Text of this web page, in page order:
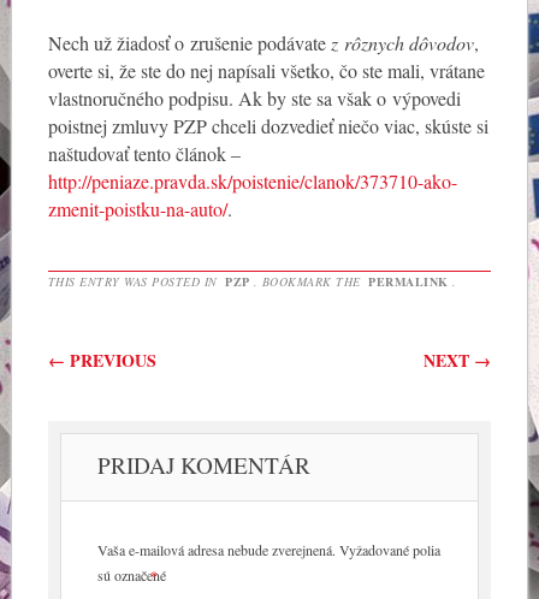
Nech už žiadosť o zrušenie podávate z rôznych dôvodov,
overte si, že ste do nej napísali všetko, čo ste mali, vrátane
vlastnoručného podpisu. Ak by ste sa však o výpovedi
poistnej zmluvy PZP chceli dozvedieť niečo viac, skúste si
naštudovať tento článok –
http://peniaze.pravda.sk/poistenie/clanok/373710-ako-
zmenit-poistku-na-auto/.
THIS ENTRY WAS POSTED IN PZP . BOOKMARK THE PERMALINK
Post navigation
← PREVIOUS NEXT →
PRIDAJ KOMENTÁR
Vaša e-mailová adresa nebude zverejnená. Vyžadované polia
sú označené
*